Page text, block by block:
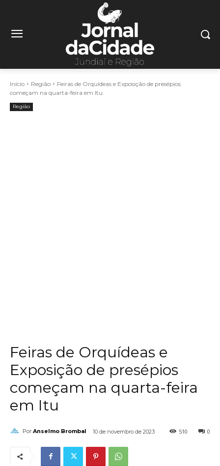
Início Região
Feiras de Orquídeas e Exposição de presépios
começam na quarta-feira em Itu
Região
Feiras de Orquídeas e
Exposição de presépios
começam na quarta-feira
em Itu
Por Anselmo Brombal 10 de novembro de 2023 0
510